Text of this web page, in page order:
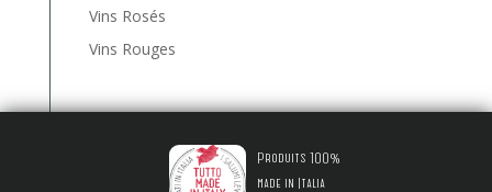
Vins Rosés
Vins Rouges
Produits 100%
made in Italia